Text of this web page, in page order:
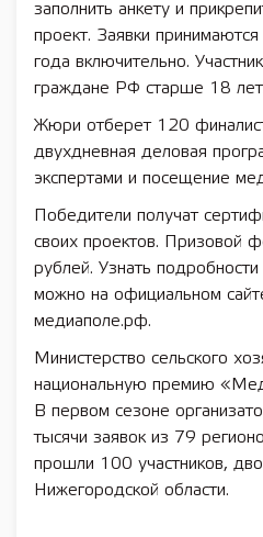
заполнить анкету и
проект. Заявки
года включительно.
граждане РФ старше 18
Жюри отберет 120
двухдневная деловая
экспертами и посещение
Победители получат
своих проектов. Призовой
рублей. Узнать подробности
можно на официальном
медиаполе.рф.
Министерство сельского
национальную премию
В первом сезоне
тысячи заявок из 79
прошли 100 участников,
Нижегородской области.